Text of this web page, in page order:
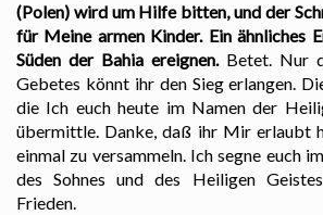
(Polen) wird um Hilfe bitten, und der
für Meine armen Kinder. Ein ähnliches
Süden der Bahia ereignen. Betet. Nur
Gebetes könnt ihr den Sieg erlangen.
die Ich euch heute im Namen der
übermittle. Danke, daß ihr Mir erlaubt
einmal zu versammeln. Ich segne euch
des Sohnes und des Heiligen
Frieden.